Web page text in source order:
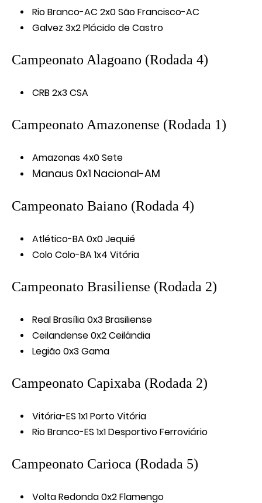
Rio Branco-AC 2x0 São Francisco-AC
Galvez 3x2 Plácido de Castro
Campeonato Alagoano (Rodada 4)
CRB 2x3 CSA
Campeonato Amazonense (Rodada 1)
Amazonas 4x0 Sete
Manaus 0x1 Nacional-AM
Campeonato Baiano (Rodada 4)
Atlético-BA 0x0 Jequié
Colo Colo-BA 1x4 Vitória
Campeonato Brasiliense (Rodada 2)
Real Brasília 0x3 Brasiliense
Ceilandense 0x2 Ceilândia
Legião 0x3 Gama
Campeonato Capixaba (Rodada 2)
Vitória-ES 1x1 Porto Vitória
Rio Branco-ES 1x1 Desportivo Ferroviário
Campeonato Carioca (Rodada 5)
Volta Redonda 0x2 Flamengo